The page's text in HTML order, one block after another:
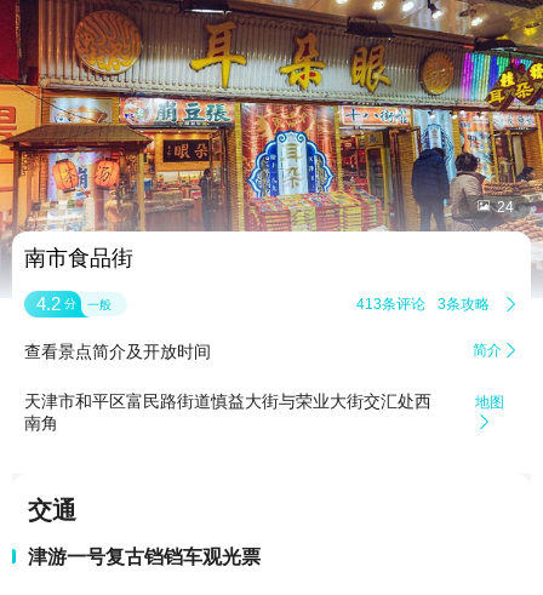
 24
南市食品街
4.2 分 一般 413条评论 3条攻略 
查看景点简介及开放时间 简介 
天津市和平区富民路街道慎益大街与荣业大街交汇处西
南角
地图

交通
津游一号复古铛铛车观光票
